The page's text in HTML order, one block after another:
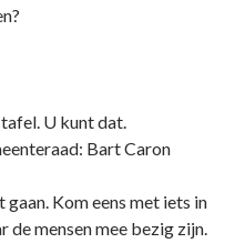
U kunt dat.
Bart Caron
Kom eens met iets in
de mensen mee bezig zijn.